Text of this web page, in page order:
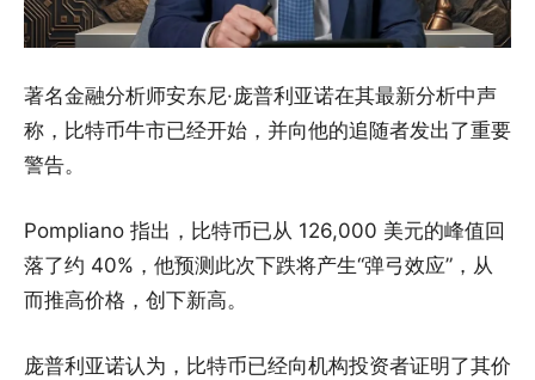
著名金融分析师安东尼·庞普利亚诺在其最新分析中声
称，比特币牛市已经开始，并向他的追随者发出了重要
警告。
Pompliano 指出，比特币已从 126,000 美元的峰值回
落了约 40%，他预测此次下跌将产生“弹弓效应”，从
而推高价格，创下新高。
庞普利亚诺认为，比特币已经向机构投资者证明了其价